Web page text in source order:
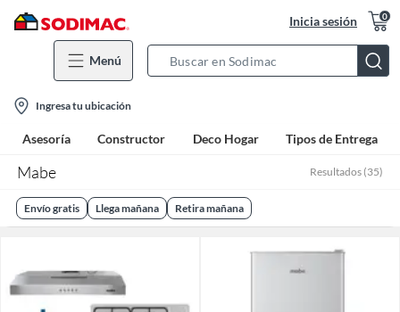
Inicia sesión 0
Menú
Bar
location-
icon
Ingresa tu ubicación
Asesoría Constructor Deco Hogar Tipos de Entrega
Mabe Resultados (35)
Envío gratis Llega mañana Retira mañana